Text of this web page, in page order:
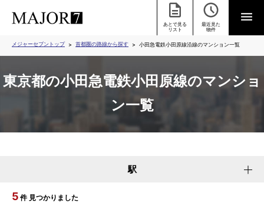
あとで見る
リスト
最近見た
物件
メジャーセブントップ 首都圏の路線から探す 小田急電鉄小田原線沿線のマンション一覧
東京都の小田急電鉄小田原線のマンショ
ン一覧
駅
5 件 見つかりました